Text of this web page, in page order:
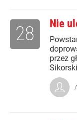
Nie
przez
28